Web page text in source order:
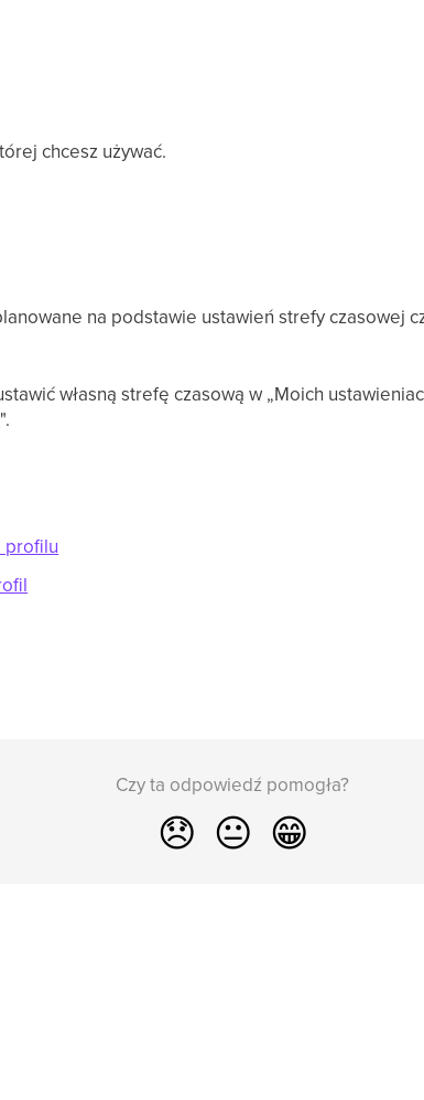
chcesz używać.
na podstawie ustawień strefy czasowej
własną strefę czasową w „Moich
".
profilu
Czy ta odpowiedź pomogła?
😞 😐 😁